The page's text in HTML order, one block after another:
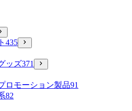
435
ッズ371
ロモーション製品91
82